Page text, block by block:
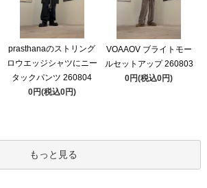
prasthanaのストリング
ロウエッジシャツにニー
タックパンツ 260804
0円(税込0円)
VOAAOV ブライトモー
ルセットアップ 260803
0円(税込0円)
もっと見る